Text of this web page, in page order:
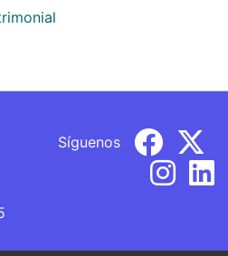
Síguenos